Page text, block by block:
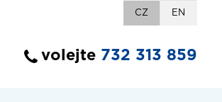
CZ EN
volejte 732 313 859